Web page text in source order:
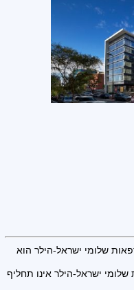
שלומי ישראל-הילר הוא
ישראל-הילר אינו תחליף